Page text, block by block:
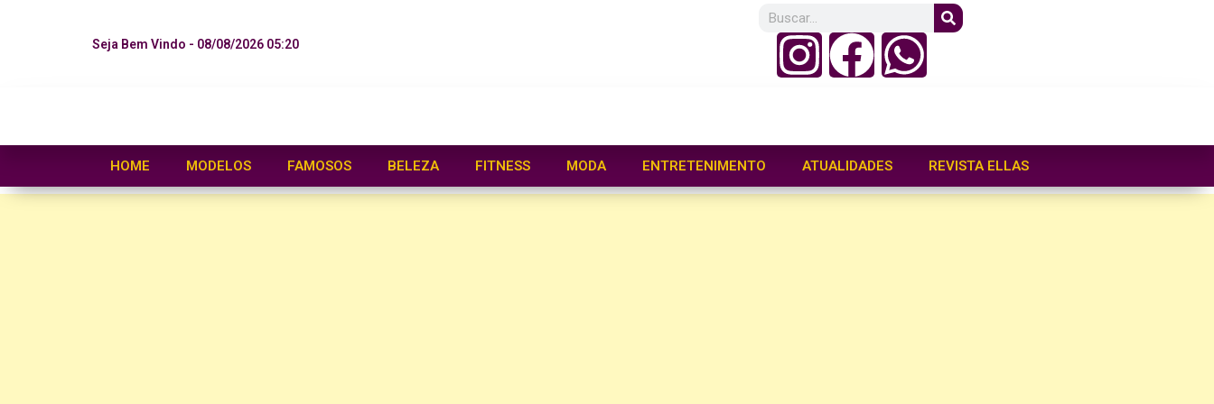
Seja Bem Vindo - 08/08/2026 05:20
HOME MODELOS FAMOSOS BELEZA FITNESS MODA ENTRETENIMENTO ATUALIDADES REVISTA ELLAS